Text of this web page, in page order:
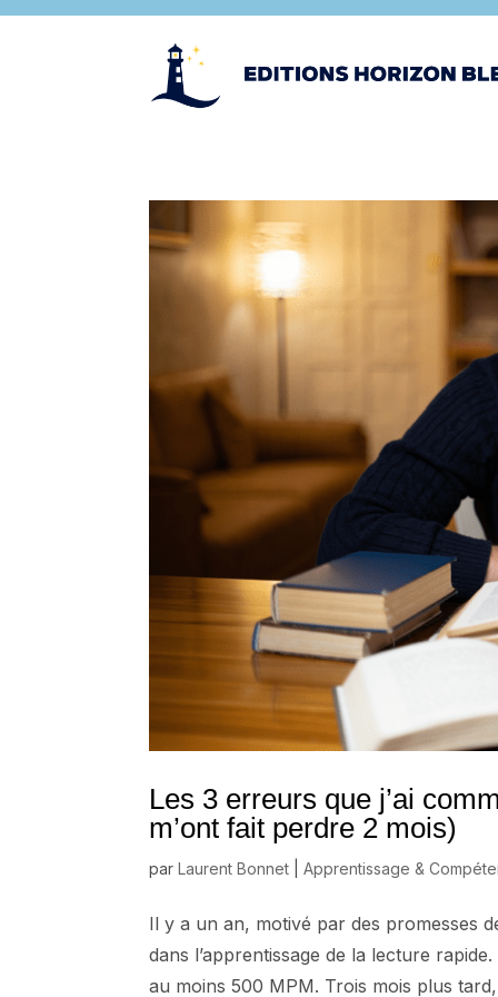
Les 3 erreurs que j’ai
m’ont fait perdre 2 mois)
parLaurent Bonnet |Apprentissage &
Il y a un an, motivé par des promesses
dans l’apprentissage de la lecture
au moins 500 MPM. Trois mois plus